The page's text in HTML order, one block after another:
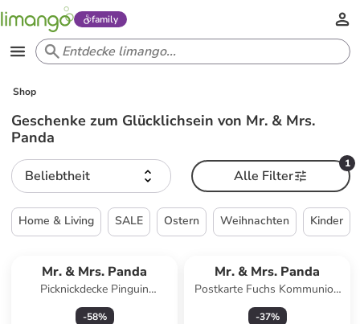
family
Shop
Geschenke zum Glücklichsein von Mr. & Mrs.
Panda
Beliebtheit
1
Alle Filter
Home & Living SALE Ostern Weihnachten Kinder
Mr. & Mrs. Panda
Picknickdecke Pinguin
Kokosnuss mit Spruch in Bunt
-58%
Mr. & Mrs. Panda
Postkarte Fuchs Kommunion
mit Spruch in Grau Pastell
-37%